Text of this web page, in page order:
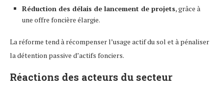
Réduction des délais de lancement de projets, grâce à
une offre foncière élargie.
La réforme tend à récompenser l’usage actif du sol et à pénaliser
la détention passive d’actifs fonciers.
Réactions des acteurs du secteur